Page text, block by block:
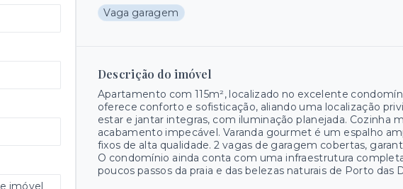
Vaga garagem
Descrição do imóvel
Apartamento com 115m², localizado no excelente
oferece conforto e sofisticação, aliando uma localização
estar e jantar integras, com iluminação planejada. Cozinha
acabamento impecável. Varanda gourmet é um espalho
fixos de alta qualidade. 2 vagas de garagem cobertas,
O condomínio ainda conta com uma infraestrutura
poucos passos da praia e das belezas naturais de Porto